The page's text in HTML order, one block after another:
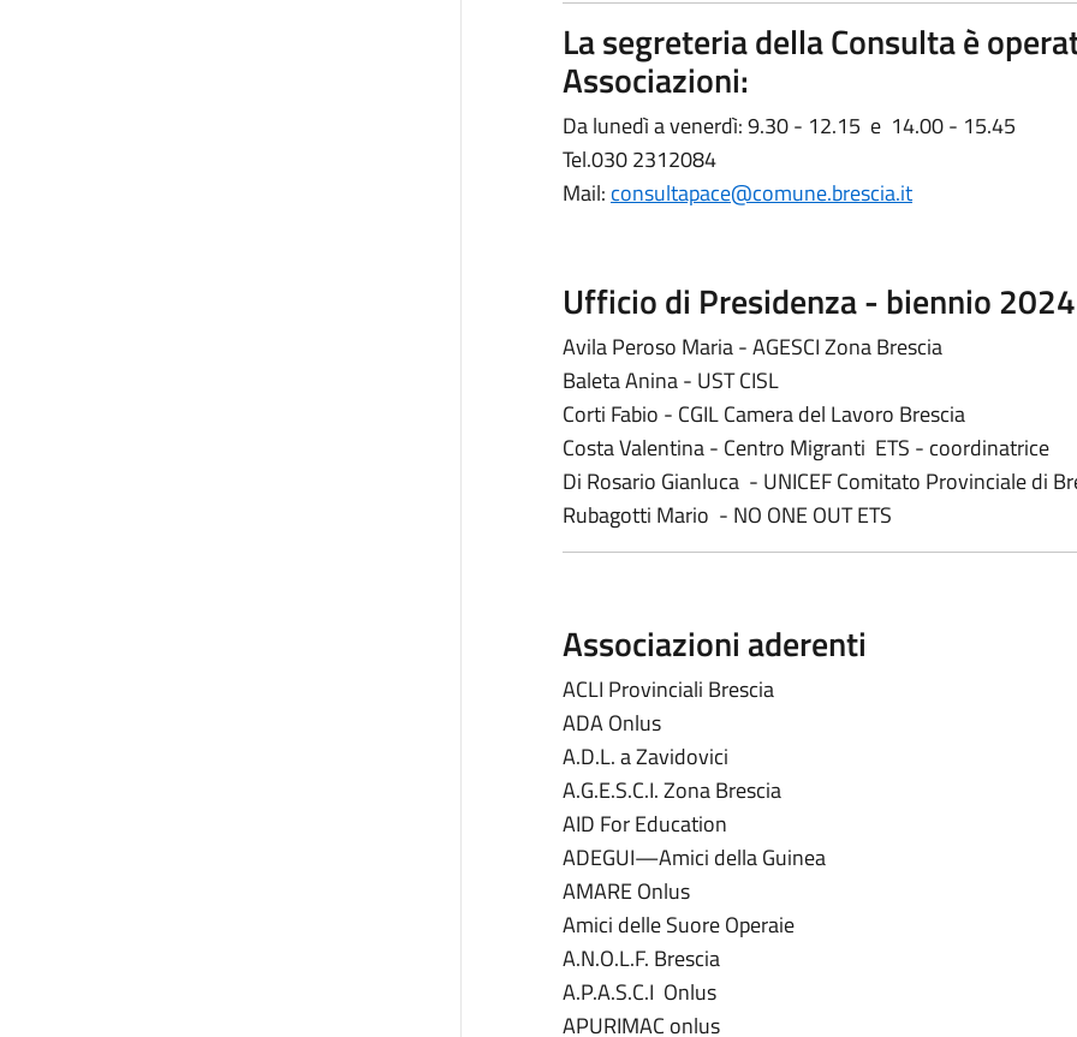
La segreteria della Consulta è
Associazioni:
Da lunedì a venerdì: 9.30 - 12.15 e 14.00 - 15.45
Tel.030 2312084
Mail: consultapace@comune.brescia.it
Ufficio di Presidenza - biennio
Avila Peroso Maria - AGESCI Zona Brescia
Baleta Anina - UST CISL
Corti Fabio - CGIL Camera del Lavoro Brescia
Costa Valentina - Centro Migranti ETS - coordinatrice
Di Rosario Gianluca - UNICEF Comitato Provinciale di
Rubagotti Mario - NO ONE OUT ETS
Associazioni aderenti
ACLI Provinciali Brescia
ADA Onlus
A.D.L. a Zavidovici
A.G.E.S.C.I. Zona Brescia
AID For Education
ADEGUI—Amici della Guinea
AMARE Onlus
Amici delle Suore Operaie
A.N.O.L.F. Brescia
A.P.A.S.C.I Onlus
APURIMAC onlus